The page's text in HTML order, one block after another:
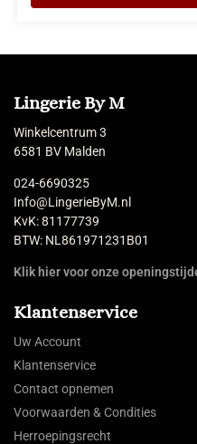
Lingerie By M
Winkelcentrum 3
6581 BV Malden
024-6690325
Info@LingerieByM.nl
KvK: 81177739
BTW: NL861971231B01
Klik hier voor onze
Klantenservice
Uw Account
Klantenservice
Contact opnemen
Voorwaarden & Condities
Herroepingsrecht